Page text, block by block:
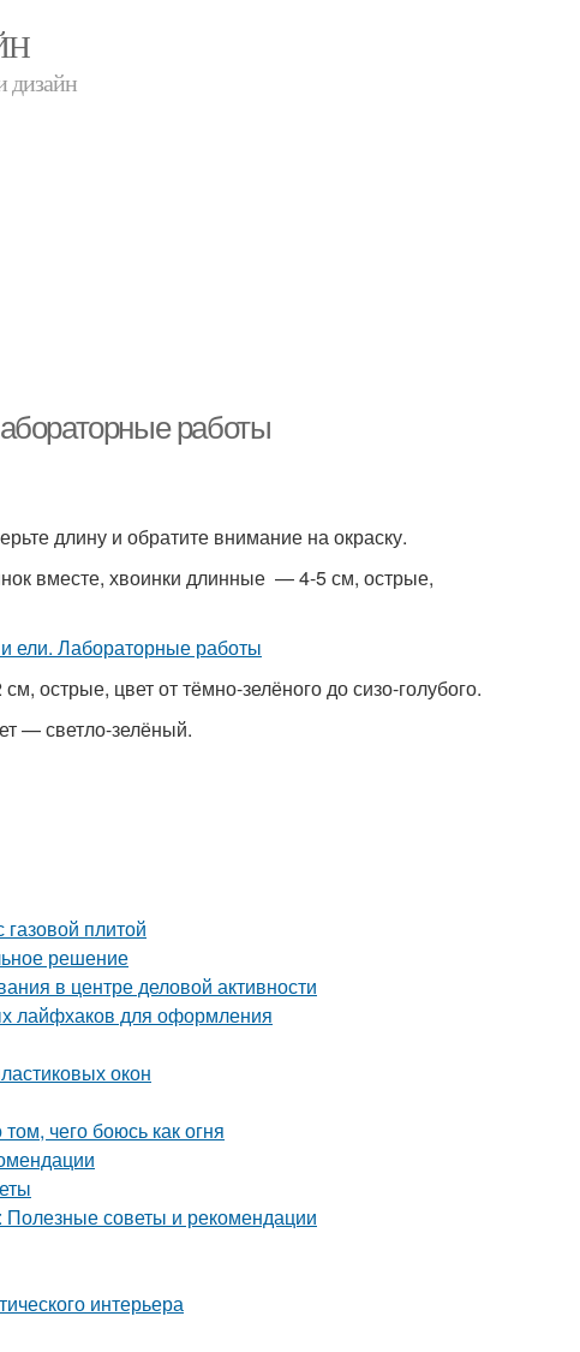
дизайн
работы
длину и обратите внимание на окраску.
вместе, хвоинки длинные — 4-5 см, острые,
острые, цвет от тёмно-зелёного до сизо-голубого.
— светло-зелёный.
плитой
решение
в центре деловой активности
лайфхаков для оформления
окон
чего боюсь как огня
Полезные советы и рекомендации
интерьера